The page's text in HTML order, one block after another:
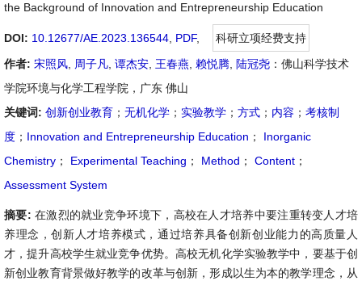
the Background of Innovation and Entrepreneurship Education
DOI: 10.12677/AE.2023.136544 PDF,
科研立项经费支持
作者: 宋照风 周子凡 谭杰安 王春燕 赖悦腾 陆冠尧 ：佛山科学技术
学院环境与化学工程学院，广东 佛山
关键词: 创新创业教育 ； 无机化学 ； 实验教学 ； 方式 ； 内容 ； 考核制
度 ； Innovation and Entrepreneurship Education ；
Inorganic
Chemistry ； Experimental Teaching ； Method ； Content ；
Assessment System
摘要: 在激烈的就业竞争环境下，高校在人才培养中要注重转变人才培
养理念，创新人才培养模式，通过培养具备创新创业能力的高质量人
才，提升高校学生就业竞争优势。高校无机化学实验教学中，要基于创
新创业教育背景做好教学的改革与创新，形成以生为本的教学理念，从